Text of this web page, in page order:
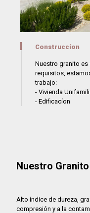
Construccion
Nuestro granito
requisitos,
trabajo:
- Vivienda
- Edificacíon
Nuestro Granito
Alto índice de dureza,
compresión y a la